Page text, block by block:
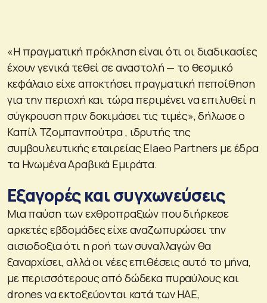
«Η πραγματική πρόκληση είναι ότι οι διαδικασίες
έχουν γενικά τεθεί σε αναστολή — το θεσμικό
κεφάλαιο είχε αποκτήσει πραγματική πεποίθηση
για την περιοχή και τώρα περιμένει να επιλυθεί η
σύγκρουση πριν δοκιμάσει τις τιμές», δήλωσε ο
Καπίλ Τζομπανπούτρα , ιδρυτής της
συμβουλευτικής εταιρείας Elaeo Partners με έδρα
τα Ηνωμένα Αραβικά Εμιράτα.
Εξαγορές και συγχωνεύσεις
Μια παύση των εχθροπραξιών που διήρκεσε
αρκετές εβδομάδες είχε αναζωπυρώσει την
αισιοδοξια ότι η ροή των συναλλαγών θα
ξαναρχίσει, αλλά οι νέες επιθέσεις αυτό το μήνα,
με περισσότερους από δώδεκα πυραύλους και
drones να εκτοξεύονται κατά των ΗΑΕ,